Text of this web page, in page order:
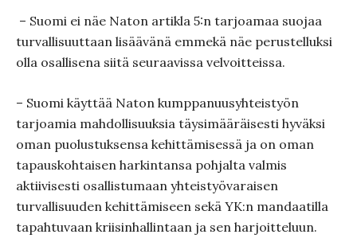
– Suomi ei näe Naton artikla 5:n tarjoamaa suojaa
turvallisuuttaan lisäävänä emmekä näe perustelluksi
olla osallisena siitä seuraavissa velvoitteissa.
– Suomi käyttää Naton kumppanuusyhteistyön
tarjoamia mahdollisuuksia täysimääräisesti hyväksi
oman puolustuksensa kehittämisessä ja on oman
tapauskohtaisen harkintansa pohjalta valmis
aktiivisesti osallistumaan yhteistyövaraisen
turvallisuuden kehittämiseen sekä YK:n mandaatilla
tapahtuvaan kriisinhallintaan ja sen harjoitteluun.